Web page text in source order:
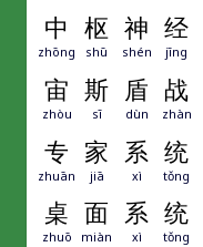
中 枢 神 经
zhōng shū shén jīng
宙 斯 盾 战
zhòu sī dùn zhàn
专 家 系 统
zhuān jiā xì tǒng
桌 面 系 统
zhuō miàn xì tǒng